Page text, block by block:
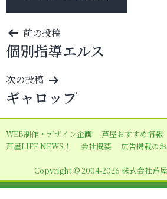
投
稿
ナ
ビ
ゲ
ー
シ
ン
前の投稿
個別指導エルス
次の投稿
ギャロップ
WEB制作・デザイン企画 芦屋おすすめ情報
芦屋LIFE NEWS！
会社概要 広告掲載の
Copyright © 2004-2026 株式会社芦